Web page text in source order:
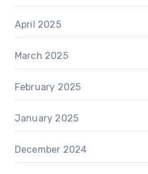
April 2025
March 2025
February 2025
January 2025
December 2024